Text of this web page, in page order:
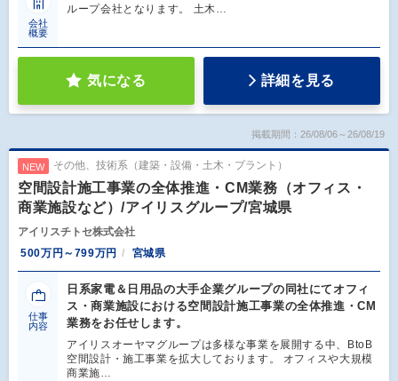
会社
概要
ループ会社となります。 土木…
気になる 詳細を見る
掲載期間：26/08/06～26/08/19
NEW その他、技術系（建築・設備・土木・プラント）
空間設計施工事業の全体推進・CM業務（オフィス・
商業施設など）/アイリスグループ/宮城県
アイリスチトセ株式会社
500万円～799万円
宮城県
仕事
内容
日系家電＆日用品の大手企業グループの同社にてオフィ
ス・商業施設における空間設計施工事業の全体推進・CM
業務をお任せします。
アイリスオーヤマグループは多様な事業を展開する中、BtoB
空間設計・施工事業を拡大しております。 オフィスや大規模
商業施…